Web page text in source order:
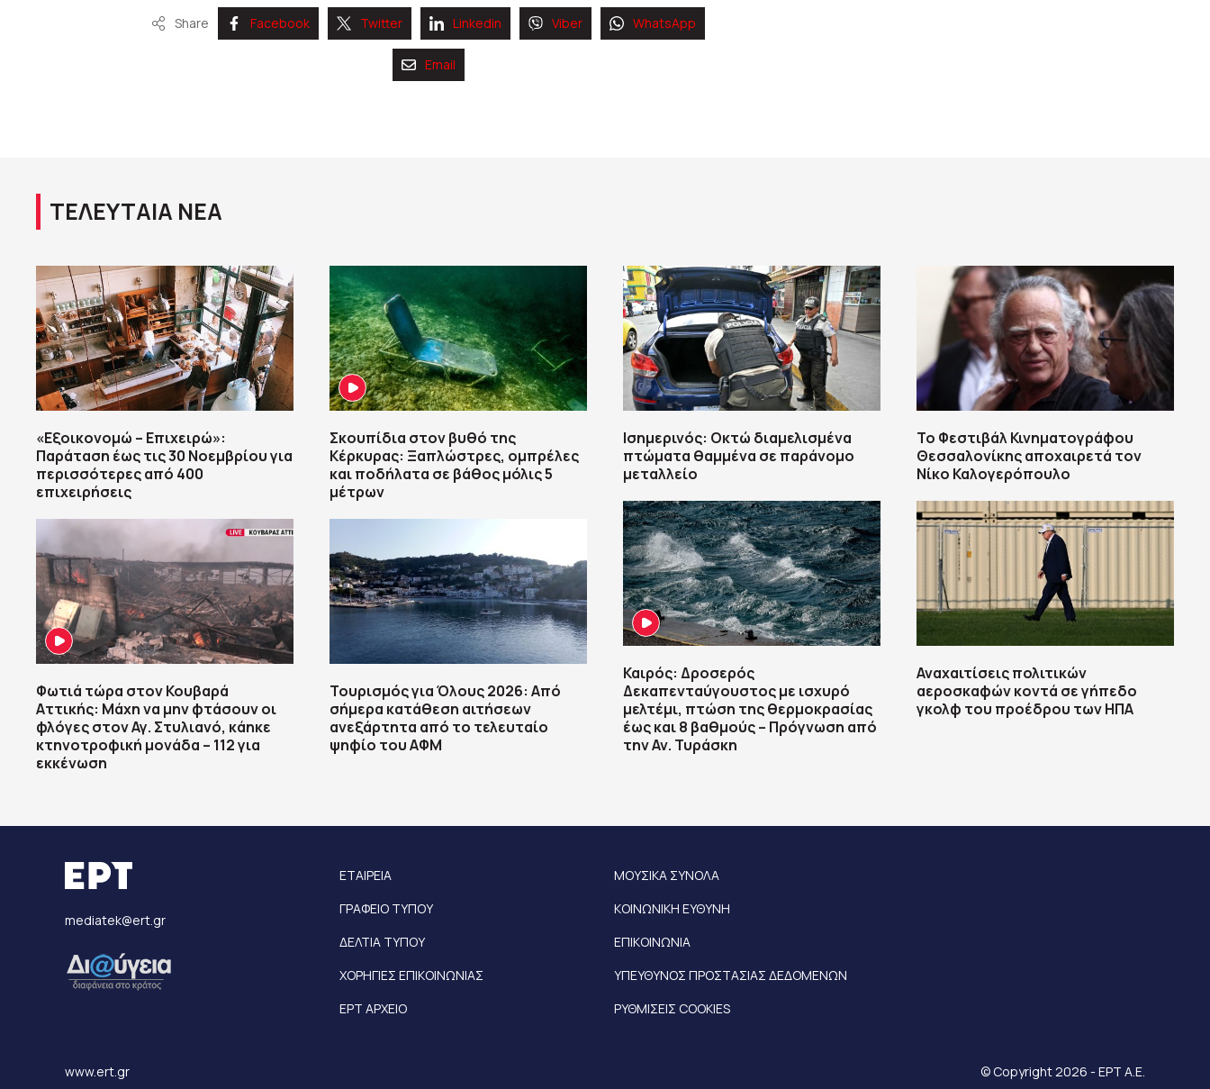
Share Facebook Twitter Linkedin Viber WhatsApp
Email
ΤΕΛΕΥΤΑΙΑ ΝΕΑ
«Εξοικονομώ – Επιχειρώ»:
Παράταση έως τις 30 Νοεμβρίου για
περισσότερες από 400
επιχειρήσεις
Φωτιά τώρα στον Κουβαρά
Αττικής: Μάχη να μην φτάσουν οι
φλόγες στον Αγ. Στυλιανό, κάηκε
κτηνοτροφική μονάδα – 112 για
εκκένωση
Σκουπίδια στον βυθό της
Κέρκυρας: Ξαπλώστρες, ομπρέλες
και ποδήλατα σε βάθος μόλις 5
μέτρων
Τουρισμός για Όλους 2026: Από
σήμερα κατάθεση αιτήσεων
ανεξάρτητα από το τελευταίο
ψηφίο του ΑΦΜ
Ισημερινός: Οκτώ διαμελισμένα
πτώματα θαμμένα σε παράνομο
μεταλλείο
Καιρός: Δροσερός
Δεκαπενταύγουστος με ισχυρό
μελτέμι, πτώση της θερμοκρασίας
έως και 8 βαθμούς – Πρόγνωση από
την Αν. Τυράσκη
Το Φεστιβάλ Κινηματογράφου
Θεσσαλονίκης αποχαιρετά τον
Νίκο Καλογερόπουλο
Αναχαιτίσεις πολιτικών
αεροσκαφών κοντά σε γήπεδο
γκολφ του προέδρου των ΗΠΑ
mediatek@ert.gr
ΕΤΑΙΡΕΙΑ
ΓΡΑΦΕΙΟ ΤΥΠΟΥ
ΔΕΛΤΙΑ ΤΥΠΟΥ
ΧΟΡΗΓΙΕΣ ΕΠΙΚΟΙΝΩΝΙΑΣ
ΕΡΤ ΑΡΧΕΙΟ
ΜΟΥΣΙΚΑ ΣΥΝΟΛΑ
ΚΟΙΝΩΝΙΚΗ ΕΥΘΥΝΗ
ΕΠΙΚΟΙΝΩΝΙΑ
ΥΠΕΥΘΥΝΟΣ ΠΡΟΣΤΑΣΙΑΣ ΔΕΔΟΜΕΝΩΝ
ΡΥΘΜΙΣΕΙΣ COOKIES
www.ert.gr © Copyright 2026 - ΕΡΤ Α.Ε.